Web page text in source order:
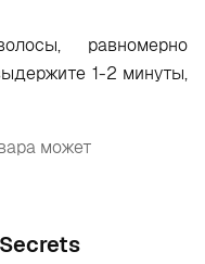
равномерно
1-2 минуты,
может